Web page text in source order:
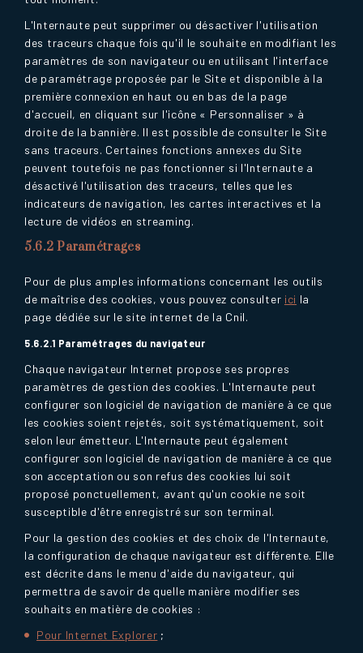
L'Internaute peut supprimer ou désactiver l'utilisation
des traceurs chaque fois qu'il le souhaite en modifiant les
paramètres de son navigateur ou en utilisant l'interface
de paramétrage proposée par le Site et disponible à la
première connexion en haut ou en bas de la page
d'accueil, en cliquant sur l'icône « Personnaliser » à
droite de la bannière. Il est possible de consulter le Site
sans traceurs. Certaines fonctions annexes du Site
peuvent toutefois ne pas fonctionner si l'Internaute a
désactivé l'utilisation des traceurs, telles que les
indicateurs de navigation, les cartes interactives et la
lecture de vidéos en streaming.
5.6.2 Paramétrages
Pour de plus amples informations concernant les outils
de maîtrise des cookies, vous pouvez consulter ici la
page dédiée sur le site internet de la Cnil.
5.6.2.1 Paramétrages du navigateur
Chaque navigateur Internet propose ses propres
paramètres de gestion des cookies. L'Internaute peut
configurer son logiciel de navigation de manière à ce que
les cookies soient rejetés, soit systématiquement, soit
selon leur émetteur. L'Internaute peut également
configurer son logiciel de navigation de manière à ce que
son acceptation ou son refus des cookies lui soit
proposé ponctuellement, avant qu'un cookie ne soit
susceptible d'être enregistré sur son terminal.
Pour la gestion des cookies et des choix de l'Internaute,
la configuration de chaque navigateur est différente. Elle
est décrite dans le menu d'aide du navigateur, qui
permettra de savoir de quelle manière modifier ses
souhaits en matière de cookies :
Pour Internet Explorer ;